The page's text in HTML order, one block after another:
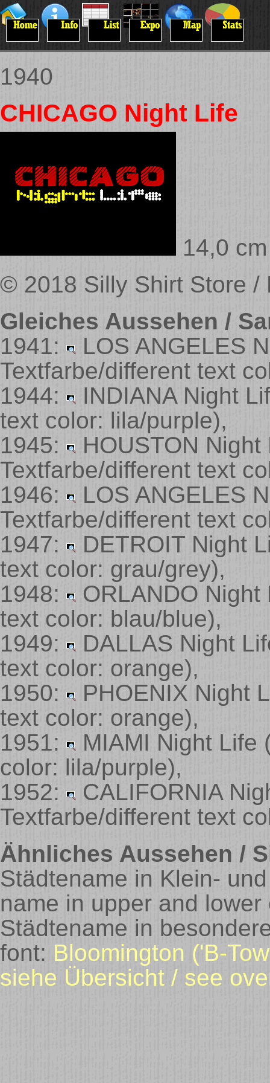
1940
CHICAGO Night Life
14,0
© 2018 Silly Shirt Store /
Gleiches Aussehen /
1941:
LOS ANGELES
Textfarbe/different text
1944:
INDIANA Night
text color: lila/purple),
1945:
HOUSTON
Textfarbe/different text
1946:
LOS ANGELES
Textfarbe/different text
1947:
DETROIT Night
text color: grau/grey),
1948:
ORLANDO
text color: blau/blue),
1949:
DALLAS Night
text color: orange),
1950:
PHOENIX Night
text color: orange),
1951:
MIAMI Night Life
color: lila/purple),
1952:
CALIFORNIA
Textfarbe/different text
Ähnliches Aussehen /
Städtename in Klein-
name in upper and
Städtename in
font: Bloomington ('B-
siehe Übersicht / see